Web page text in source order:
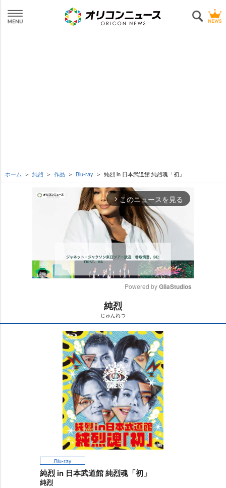
ホーム 純烈 作品 Blu-ray 純烈 in 日本武道館 純烈魂「初」
arrow_forward_ios このニュースを見る
t
e
Powered by GliaStudios
純烈
じゅんれつ
Blu-ray
純烈 in 日本武道館 純烈魂「初」
純烈